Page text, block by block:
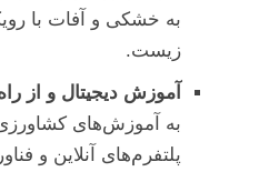
به خشکی و آفات با
زیست.
آموزش دیجیتال و از
به آموزش‌های کشاورزی
پلتفرم‌های آنلاین و